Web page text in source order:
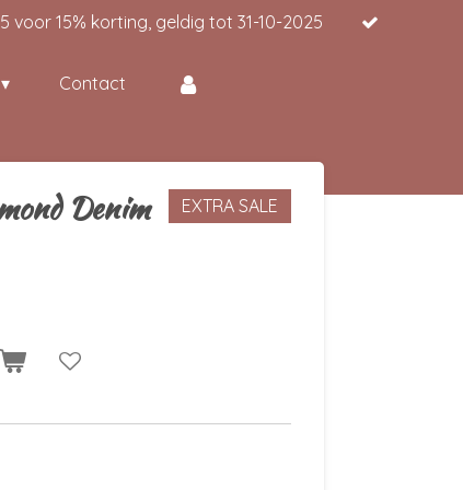
voor 15% korting, geldig tot 31-10-2025
Contact
Denim EXTRA SALE